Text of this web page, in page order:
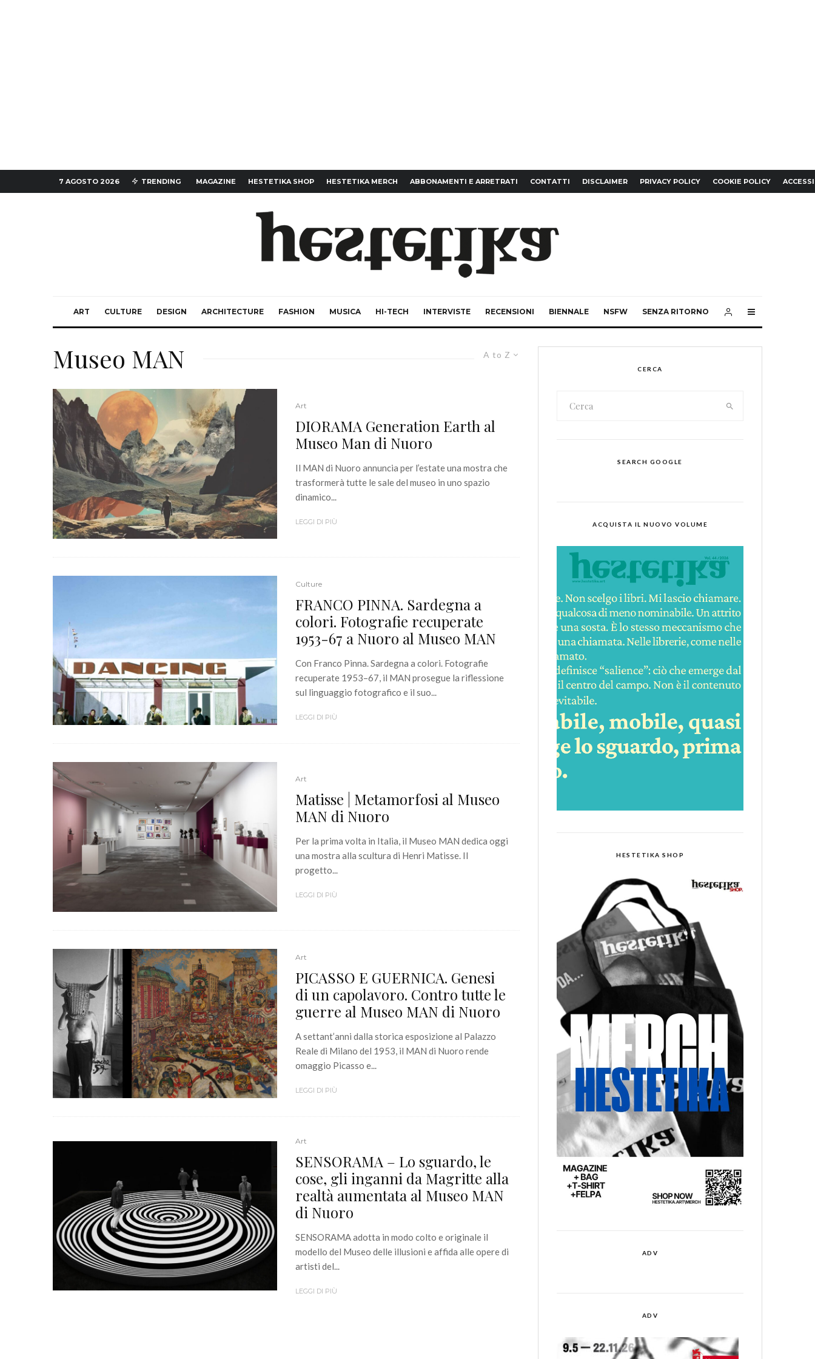
7 AGOSTO 2026 TRENDING MAGAZINE HESTETIKA SHOP HESTETIKA MERCH ABBONAMENTI E ARRETRATI CONTATTI DISCLAIMER PRIVACY POLICY COOKIE POLICY
ART CULTURE DESIGN ARCHITECTURE FASHION MUSICA HI-TECH INTERVISTE RECENSIONI BIENNALE NSFW SENZA RITORNO
A to Z
Museo MAN
Art
DIORAMA Generation Earth al
Museo Man di Nuoro
Il MAN di Nuoro annuncia per l’estate una mostra che
trasformerà tutte le sale del museo in uno spazio
dinamico...
LEGGI DI PIÙ
Culture
FRANCO PINNA. Sardegna a
colori. Fotografie recuperate
1953-67 a Nuoro al Museo MAN
Con Franco Pinna. Sardegna a colori. Fotografie
recuperate 1953–67, il MAN prosegue la riflessione
sul linguaggio fotografico e il suo...
LEGGI DI PIÙ
Art
Matisse | Metamorfosi al Museo
MAN di Nuoro
Per la prima volta in Italia, il Museo MAN dedica oggi
una mostra alla scultura di Henri Matisse. Il
progetto...
LEGGI DI PIÙ
Art
PICASSO E GUERNICA. Genesi
di un capolavoro. Contro tutte le
guerre al Museo MAN di Nuoro
A settant’anni dalla storica esposizione al Palazzo
Reale di Milano del 1953, il MAN di Nuoro rende
omaggio Picasso e...
LEGGI DI PIÙ
Art
SENSORAMA – Lo sguardo, le
cose, gli inganni da Magritte alla
realtà aumentata al Museo MAN
di Nuoro
SENSORAMA adotta in modo colto e originale il
modello del Museo delle illusioni e affida alle opere di
artisti del...
LEGGI DI PIÙ
CERCA
SEARCH GOOGLE
ACQUISTA IL NUOVO VOLUME
HESTETIKA SHOP
ADV
ADV